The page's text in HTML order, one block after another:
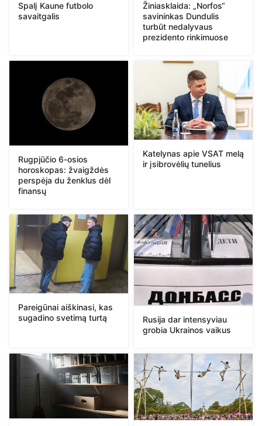
Spalį Kaune futbolo
savaitgalis
Žiniasklaida: „Norfos“
savininkas Dundulis
turbūt nedalyvaus
prezidento rinkimuose
Rugpjūčio 6-osios
horoskopas: žvaigždės
perspėja du ženklus dėl
finansų
Katelynas apie VSAT melą
ir įsibrovėlių tunelius
Pareigūnai aiškinasi, kas
sugadino svetimą turtą
Rusija dar intensyviau
grobia Ukrainos vaikus